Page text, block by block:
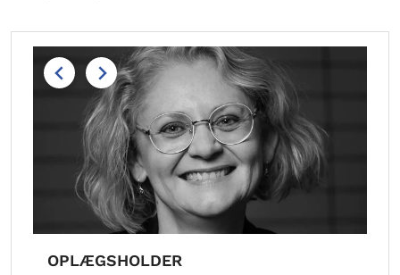
OPLÆGSHOLDER